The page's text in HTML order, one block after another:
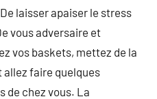
laisser apaiser le stress
vous adversaire et
vos baskets, mettez de la
allez faire quelques
de chez vous. La